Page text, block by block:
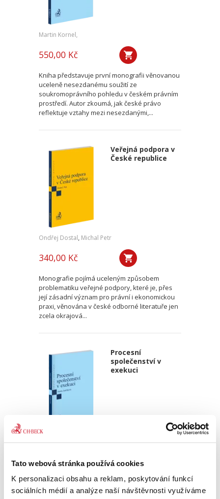
Tato webová stránka používá cookies
K personalizaci obsahu a reklam, poskytování funkcí
sociálních médií a analýze naší návštěvnosti využíváme
Martin Kornel,
550,00 Kč
Kniha představuje první monografii věnovanou
uceleně nesezdanému soužití ze
soukromoprávního pohledu v českém právním
prostředí. Autor zkoumá, jak české právo
reflektuje vztahy mezi nesezdanými,...
Veřejná podpora v
České republice
Ondřej Dostal, Michal Petr
340,00 Kč
Monografie pojímá uceleným způsobem
problematiku veřejné podpory, které je, přes
její zásadní význam pro právní i ekonomickou
praxi, věnována v české odborné literatuře jen
zcela okrajová...
Procesní
společenství v
exekuci
Aneta Jančíková
340,00 Kč
Téma procesního společenství představuje v
rámci civilního procesního práva oblast s